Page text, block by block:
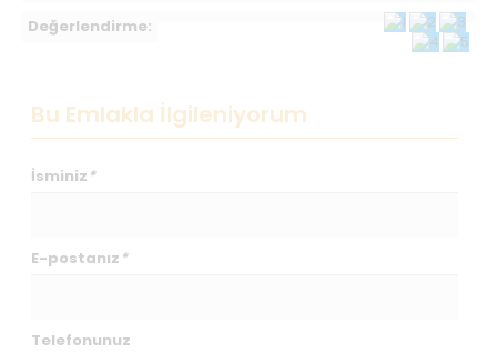
Değerlendirme:
Bu Emlakla İlgileniyorum
İsminiz *
E-postanız *
Telefonunuz